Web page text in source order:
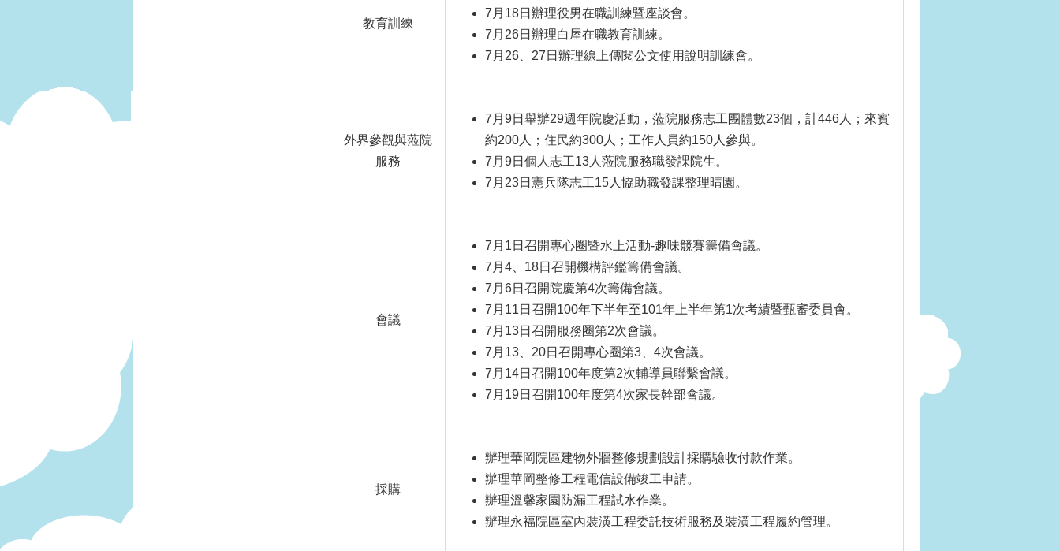
教育訓練
7月18日辦理役男在職訓練暨座談會。
7月26日辦理白屋在職教育訓練。
7月26、27日辦理線上傳閱公文使用說明訓練會。
外界參觀與蒞院
服務
7月9日舉辦29週年院慶活動，蒞院服務志工團體數23個，計446人；來賓
約200人；住民約300人；工作人員約150人參與。
7月9日個人志工13人蒞院服務職發課院生。
7月23日憲兵隊志工15人協助職發課整理晴園。
會議
7月1日召開專心圈暨水上活動-趣味競賽籌備會議。
7月4、18日召開機構評鑑籌備會議。
7月6日召開院慶第4次籌備會議。
7月11日召開100年下半年至101年上半年第1次考績暨甄審委員會。
7月13日召開服務圈第2次會議。
7月13、20日召開專心圈第3、4次會議。
7月14日召開100年度第2次輔導員聯繫會議。
7月19日召開100年度第4次家長幹部會議。
採購
辦理華岡院區建物外牆整修規劃設計採購驗收付款作業。
辦理華岡整修工程電信設備竣工申請。
辦理溫馨家園防漏工程試水作業。
辦理永福院區室內裝潢工程委託技術服務及裝潢工程履約管理。